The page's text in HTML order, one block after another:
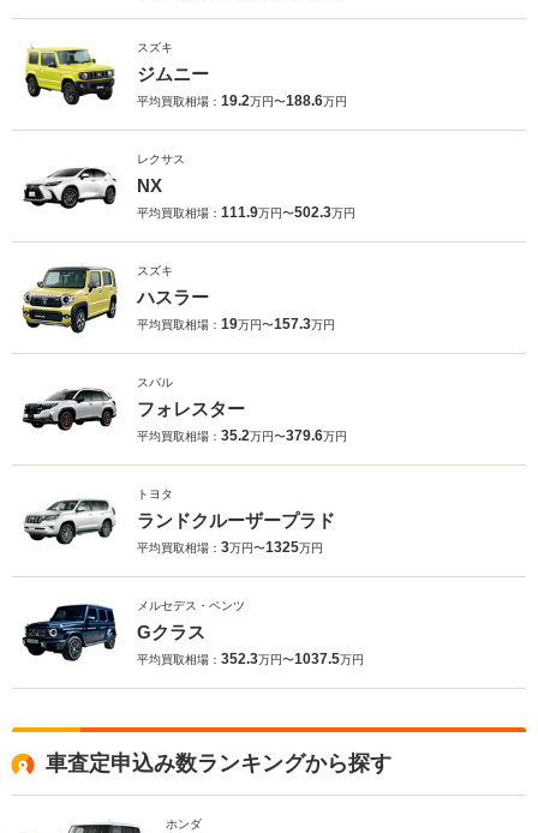
スズキ
ジムニー
平均買取相場： 19.2万円〜188.6万円
レクサス
NX
平均買取相場： 111.9万円〜502.3万円
スズキ
ハスラー
平均買取相場： 19万円〜157.3万円
スバル
フォレスター
平均買取相場： 35.2万円〜379.6万円
トヨタ
ランドクルーザープラド
平均買取相場： 3万円〜1325万円
メルセデス・ベンツ
Gクラス
平均買取相場： 352.3万円〜1037.5万円
車査定申込み数ランキングから探す
ホンダ